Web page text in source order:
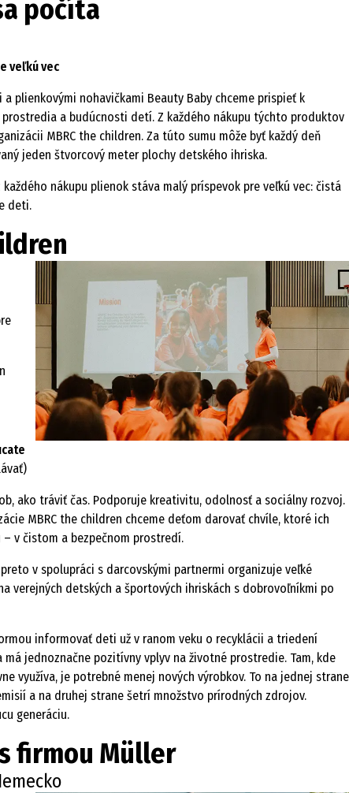
počíta
veľkú vec
a plienkovými nohavičkami Beauty Baby chceme prispieť k
a budúcnosti detí. Z každého nákupu týchto produktov
MBRC the children. Za túto sumu môže byť každý deň
jeden štvorcový meter plochy detského ihriska.
každého nákupu plienok stáva malý príspevok pre veľkú vec: čistá
deti.
ako tráviť čas. Podporuje kreativitu, odolnosť a sociálny rozvoj.
MBRC the children chceme deťom darovať chvíle, ktoré ich
v čistom a bezpečnom prostredí.
v spolupráci s darcovskými partnermi organizuje veľké
verejných detských a športových ihriskách s dobrovoľníkmi po
informovať deti už v ranom veku o recyklácii a triedení
má jednoznačne pozitívny vplyv na životné prostredie. Tam, kde
využíva, je potrebné menej nových výrobkov. To na jednej strane
a na druhej strane šetrí množstvo prírodných zdrojov.
generáciu.
firmou Müller